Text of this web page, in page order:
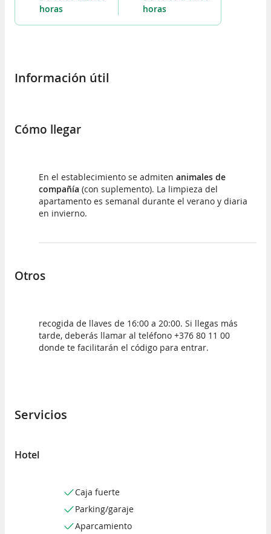
horas
horas
Información útil
Cómo llegar
En el establecimiento se admiten animales de
compañía (con suplemento). La limpieza del
apartamento es semanal durante el verano y diaria
en invierno.
Otros
recogida de llaves de 16:00 a 20:00. Si llegas más
tarde, deberás llamar al teléfono +376 80 11 00
donde te facilitarán el código para entrar.
Servicios
Hotel
Caja fuerte
Parking/garaje
Aparcamiento